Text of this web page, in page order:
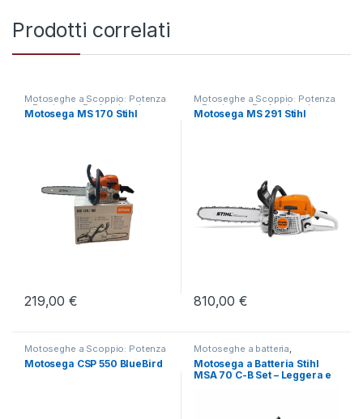
Prodotti correlati
Motoseghe a Scoppio: Potenza
e Precisione Professionale
Motoseghe Professionali Stihl
Motosega MS 170 Stihl
219,00€
Motoseghe a Scoppio: Potenza
e Precisione Professionale
Taglio e Lavorazione del Legno
Motosega MS 291 Stihl
810,00€
Motoseghe a Scoppio: Potenza
e Precisione Professionale,
Taglio e Lavorazione del Legno
Motosega CSP 550 BlueBird
Motoseghe a batteria,
Motoseghe elettriche Taglio e
Lavorazione del Legno
Motosega a Batteria Stihl
MSA 70 C-B Set – Leggera e